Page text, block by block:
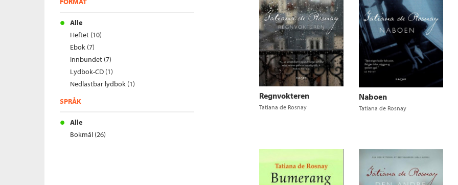
Alle
Heftet (10)
Ebok (7)
Innbundet (7)
Lydbok-CD (1)
Nedlastbar lydbok (1)
SPRÅK
Alle
Bokmål (26)
Regnvokteren
Tatiana de Rosnay
Naboen
Tatiana de Rosnay